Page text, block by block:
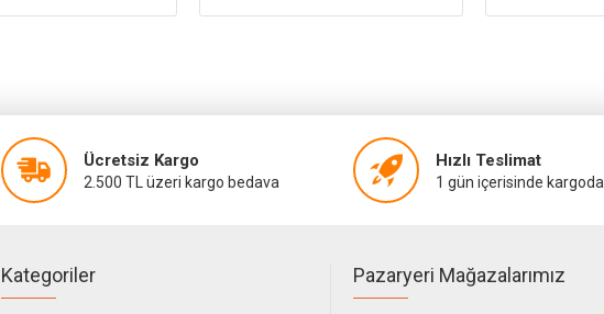
Ücretsiz Kargo
2.500 TL üzeri kargo bedava
Hızlı Teslimat
1 gün içerisinde kargoda
Kategoriler Pazaryeri Mağazalarımız